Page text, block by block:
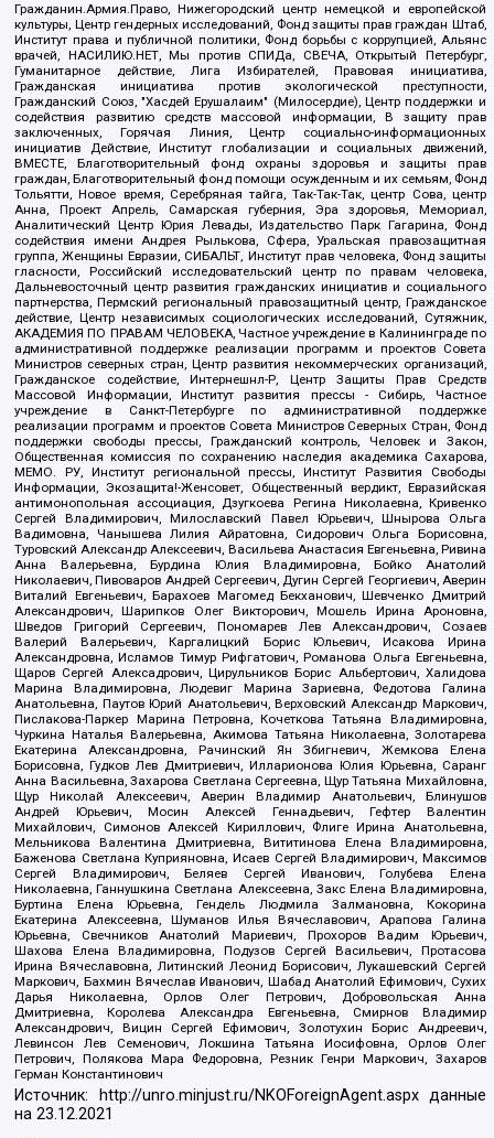
Гражданин.Армия.Право, Нижегородский центр немецкой и европейской
культуры, Центр гендерных исследований, Фонд защиты прав граждан Штаб,
Институт права и публичной политики, Фонд борьбы с коррупцией, Альянс
врачей, НАСИЛИЮ.НЕТ, Мы против СПИДа, СВЕЧА, Открытый Петербург,
Гуманитарное действие, Лига Избирателей, Правовая инициатива,
Гражданская инициатива против экологической преступности,
Гражданский Союз, "Хасдей Ерушалаим" (Милосердие), Центр поддержки и
содействия развитию средств массовой информации, В защиту прав
заключенных, Горячая Линия, Центр социально-информационных
инициатив Действие, Институт глобализации и социальных движений,
ВМЕСТЕ, Благотворительный фонд охраны здоровья и защиты прав
граждан, Благотворительный фонд помощи осужденным и их семьям, Фонд
Тольятти, Новое время, Серебряная тайга, Так-Так-Так, центр Сова, центр
Анна, Проект Апрель, Самарская губерния, Эра здоровья, Мемориал,
Аналитический Центр Юрия Левады, Издательство Парк Гагарина, Фонд
содействия имени Андрея Рылькова, Сфера, Уральская правозащитная
группа, Женщины Евразии, СИБАЛЬТ, Институт прав человека, Фонд защиты
гласности, Российский исследовательский центр по правам человека,
Дальневосточный центр развития гражданских инициатив и социального
партнерства, Пермский региональный правозащитный центр, Гражданское
действие, Центр независимых социологических исследований, Сутяжник,
АКАДЕМИЯ ПО ПРАВАМ ЧЕЛОВЕКА, Частное учреждение в Калининграде по
административной поддержке реализации программ и проектов Совета
Министров северных стран, Центр развития некоммерческих организаций,
Гражданское содействие, Интернешнл-Р, Центр Защиты Прав Средств
Массовой Информации, Институт развития прессы - Сибирь, Частное
учреждение в Санкт-Петербурге по административной поддержке
реализации программ и проектов Совета Министров Северных Стран, Фонд
поддержки свободы прессы, Гражданский контроль, Человек и Закон,
Общественная комиссия по сохранению наследия академика Сахарова,
МЕМО. РУ, Институт региональной прессы, Институт Развития Свободы
Информации, Экозащита!-Женсовет, Общественный вердикт, Евразийская
антимонопольная ассоциация, Дзугкоева Регина Николаевна, Кривенко
Сергей Владимирович, Милославский Павел Юрьевич, Шнырова Ольга
Вадимовна, Чанышева Лилия Айратовна, Сидорович Ольга Борисовна,
Туровский Александр Алексеевич, Васильева Анастасия Евгеньевна, Ривина
Анна Валерьевна, Бурдина Юлия Владимировна, Бойко Анатолий
Николаевич, Пивоваров Андрей Сергеевич, Дугин Сергей Георгиевич, Аверин
Виталий Евгеньевич, Барахоев Магомед Бекханович, Шевченко Дмитрий
Александрович, Шарипков Олег Викторович, Мошель Ирина Ароновна,
Шведов Григорий Сергеевич, Пономарев Лев Александрович, Созаев
Валерий Валерьевич, Каргалицкий Борис Юльевич, Исакова Ирина
Александровна, Исламов Тимур Рифгатович, Романова Ольга Евгеньевна,
Щаров Сергей Алексадрович, Цирульников Борис Альбертович, Халидова
Марина Владимировна, Людевиг Марина Зариевна, Федотова Галина
Анатольевна, Паутов Юрий Анатольевич, Верховский Александр Маркович,
Пислакова-Паркер Марина Петровна, Кочеткова Татьяна Владимировна,
Чуркина Наталья Валерьевна, Акимова Татьяна Николаевна, Золотарева
Екатерина Александровна, Рачинский Ян Збигневич, Жемкова Елена
Борисовна, Гудков Лев Дмитриевич, Илларионова Юлия Юрьевна, Саранг
Анна Васильевна, Захарова Светлана Сергеевна, Щур Татьяна Михайловна,
Щур Николай Алексеевич, Аверин Владимир Анатольевич, Блинушов
Андрей Юрьевич, Мосин Алексей Геннадьевич, Гефтер Валентин
Михайлович, Симонов Алексей Кириллович, Флиге Ирина Анатольевна,
Мельникова Валентина Дмитриевна, Вититинова Елена Владимировна,
Баженова Светлана Куприяновна, Исаев Сергей Владимирович, Максимов
Сергей Владимирович, Беляев Сергей Иванович, Голубева Елена
Николаевна, Ганнушкина Светлана Алексеевна, Закс Елена Владимировна,
Буртина Елена Юрьевна, Гендель Людмила Залмановна, Кокорина
Екатерина Алексеевна, Шуманов Илья Вячеславович, Арапова Галина
Юрьевна, Свечников Анатолий Мариевич, Прохоров Вадим Юрьевич,
Шахова Елена Владимировна, Подузов Сергей Васильевич, Протасова
Ирина Вячеславовна, Литинский Леонид Борисович, Лукашевский Сергей
Маркович, Бахмин Вячеслав Иванович, Шабад Анатолий Ефимович, Сухих
Дарья Николаевна, Орлов Олег Петрович, Добровольская Анна
Дмитриевна, Королева Александра Евгеньевна, Смирнов Владимир
Александрович, Вицин Сергей Ефимович, Золотухин Борис Андреевич,
Левинсон Лев Семенович, Локшина Татьяна Иосифовна, Орлов Олег
Петрович, Полякова Мара Федоровна, Резник Генри Маркович, Захаров
Герман Константинович
Источник: http://unro.minjust.ru/NKOForeignAgent.aspxданные
на23.12.2021